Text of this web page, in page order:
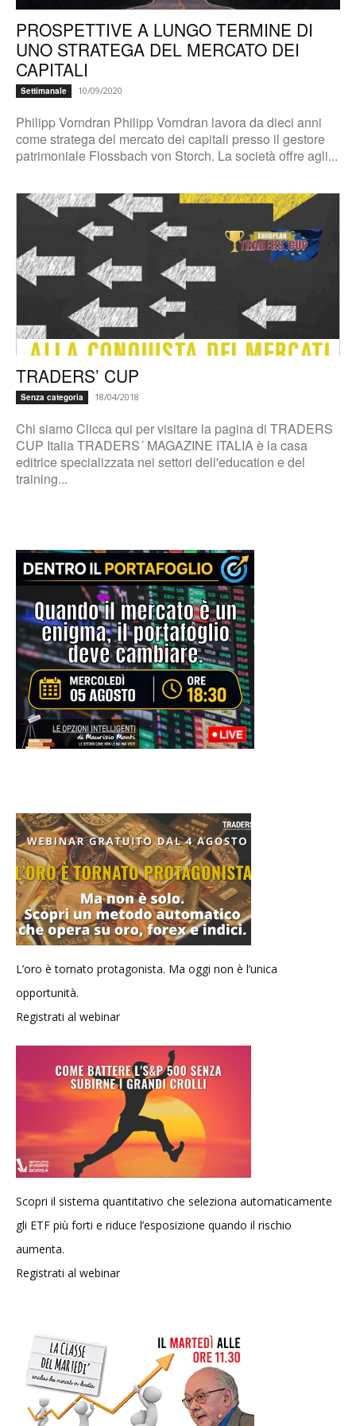
PROSPETTIVE A LUNGO TERMINE DI
UNO STRATEGA DEL MERCATO DEI
CAPITALI
Settimanale 10/09/2020
Philipp Vorndran Philipp Vorndran lavora da dieci anni
come stratega del mercato dei capitali presso il gestore
patrimoniale Flossbach von Storch. La società offre agli...
TRADERS’ CUP
Senza categoria 18/04/2018
Chi siamo Clicca qui per visitare la pagina di TRADERS
CUP Italia TRADERS´ MAGAZINE ITALIA è la casa
editrice specializzata nei settori dell'education e del
training...
L’oro è tornato protagonista. Ma oggi non è l’unica
opportunità.
Registrati al webinar
Scopri il sistema quantitativo che seleziona automaticamente
gli ETF più forti e riduce l’esposizione quando il rischio
aumenta.
Registrati al webinar